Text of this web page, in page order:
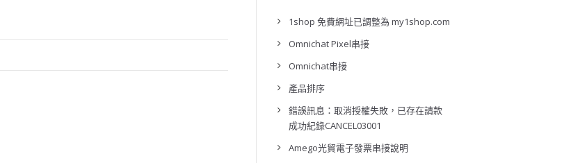
1shop 免費網址已調整為 my1shop.com
Omnichat Pixel串接
Omnichat串接
產品排序
錯誤訊息：取消授權失敗，已存在請款
成功紀錄CANCEL03001
Amego光貿電子發票串接說明